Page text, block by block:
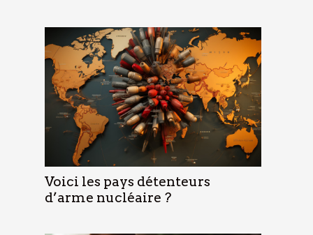
Voici les pays détenteurs
d’arme nucléaire ?